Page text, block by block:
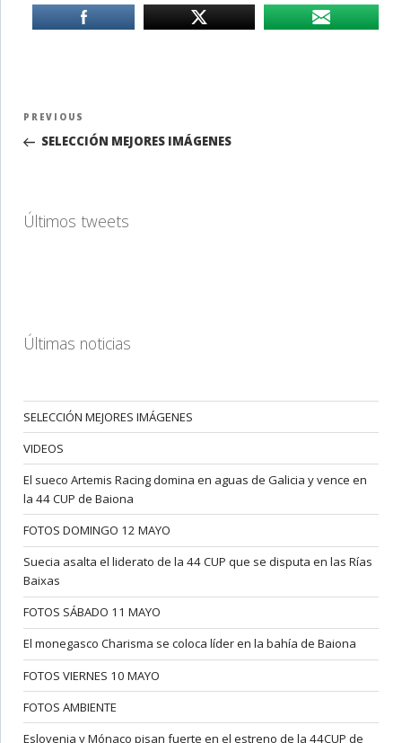
Navegación
entradas
Previous
Post
PREVIOUS
SELECCIÓN MEJORES IMÁGENES
Últimos tweets
Últimas noticias
SELECCIÓN MEJORES IMÁGENES
VIDEOS
El sueco Artemis Racing domina en aguas de Galicia y vence en
la 44 CUP de Baiona
FOTOS DOMINGO 12 MAYO
Suecia asalta el liderato de la 44 CUP que se disputa en las Rías
Baixas
FOTOS SÁBADO 11 MAYO
El monegasco Charisma se coloca líder en la bahía de Baiona
FOTOS VIERNES 10 MAYO
FOTOS AMBIENTE
Eslovenia y Mónaco pisan fuerte en el estreno de la 44CUP de